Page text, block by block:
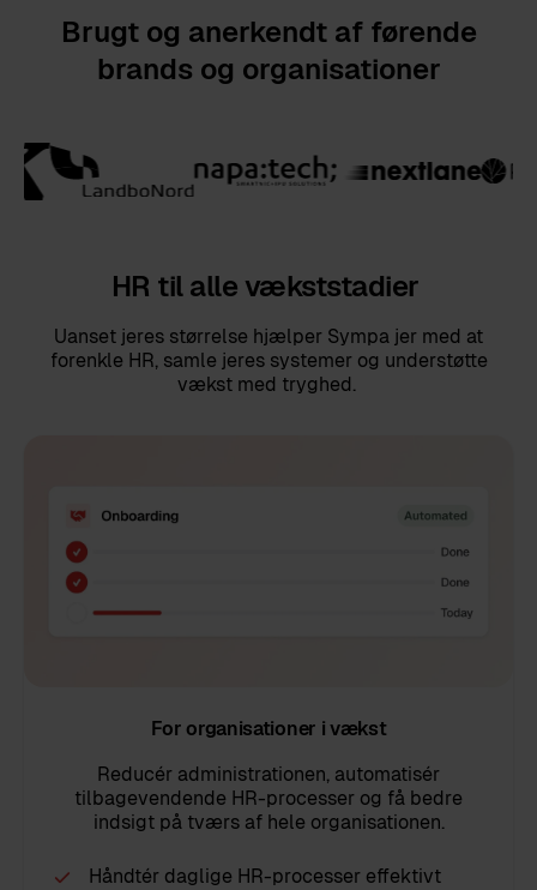
Brugt og anerkendt af førende
brands og organisationer
HR til alle vækststadier
Uanset jeres størrelse hjælper Sympa jer med at
forenkle HR, samle jeres systemer og understøtte
vækst med tryghed.
For organisationer i vækst
Reducér administrationen, automatisér
tilbagevendende HR-processer og få bedre
indsigt på tværs af hele organisationen.
Håndtér daglige HR-processer effektivt